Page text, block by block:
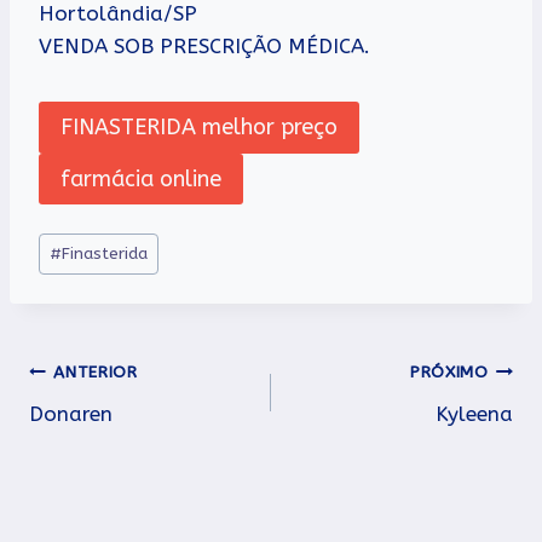
Hortolândia/SP
VENDA SOB PRESCRIÇÃO MÉDICA.
FINASTERIDA melhor preço
farmácia online
Tags
do
#Finasterida
Navegação
de
ANTERIOR
Donaren
PRÓXIMO
Kyleena